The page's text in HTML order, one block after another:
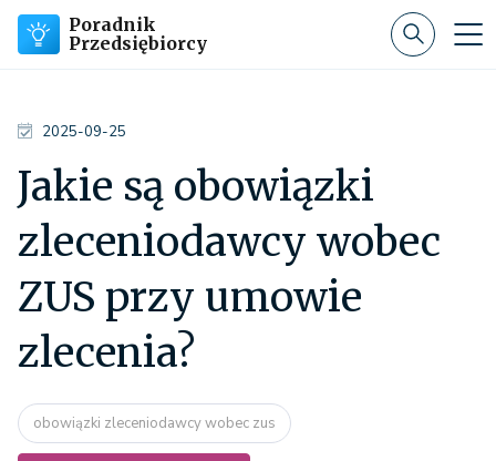
Poradnik
Przedsiębiorcy
2025-09-25
Jakie są obowiązki
zleceniodawcy wobec
ZUS przy umowie
zlecenia?
obowiązki zleceniodawcy wobec zus